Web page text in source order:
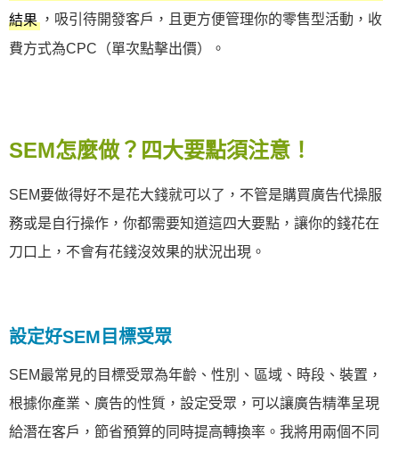
結果 ，吸引待開發客戶，且更方便管理你的零售型活動，收
費方式為CPC（單次點擊出價）。
SEM怎麼做？四大要點須注意！
SEM要做得好不是花大錢就可以了，不管是購買廣告代操服
務或是自行操作，你都需要知道這四大要點，讓你的錢花在
刀口上，不會有花錢沒效果的狀況出現。
設定好SEM目標受眾
SEM最常見的目標受眾為年齡、性別、區域、時段、裝置，
根據你產業、廣告的性質，設定受眾，可以讓廣告精準呈現
給潛在客戶，節省預算的同時提高轉換率。我將用兩個不同